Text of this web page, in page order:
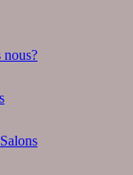
nous?